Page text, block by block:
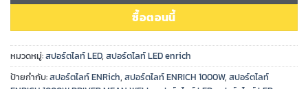
ซื้อตอนนี้
หมวดหมู่:สปอร์ตไลท์ LED, สปอร์ตไลท์ LED enrich
ป้ายกำกับ:สปอร์ตไลท์ ENRich, สปอร์ตไลท์ ENRICH 1000W, สปอร์ตไลท์